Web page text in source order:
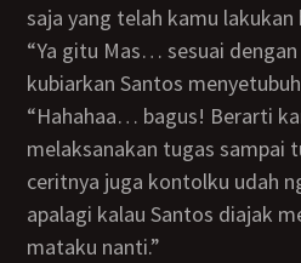
saja yang telah kamu lakukan
“Ya gitu Mas… sesuai dengan perintah Mas, akhirnya
kubiarkan Santos
“Hahahaa… bagus! Berarti kamu sudah
melaksanakan tugas sampai
ceritnya juga kontolku udah
apalagi kalau Santos diajak
mataku nanti.”